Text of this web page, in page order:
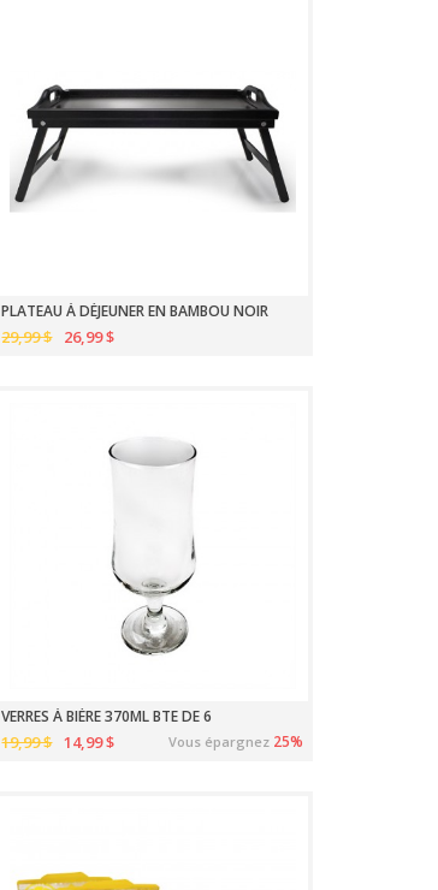
PLATEAU À DÉJEUNER EN BAMBOU NOIR
29,99 $ 26,99 $
VERRES À BIÈRE 370ML BTE DE 6
19,99 $ 14,99 $ Vous épargnez 25%